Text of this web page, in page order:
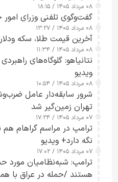
۰۸ مرداد ۱۴۰۵ / ۱۸:۱۵
گفت‌وگوی تلفنی وزرای
۰۸ مرداد ۱۴۰۵ / ۱۳:۲۷
آخرین قیمت طلا، سکه ودلار8 مرداد1405
۰۸ مرداد ۱۴۰۵ / ۱۱:۳۴
نتانیاهو: گلوگاه‌های
ویدیو
۰۸ مرداد ۱۴۰۵ / ۱۰:۵۴
شرور سابقه‌دار عامل
تهران زمین‌گیر شد
۰۷ مرداد ۱۴۰۵ / ۱۷:۲۴
ترامپ در مراسم گراهام
نگه دارد+ ویدیو
۰۷ مرداد ۱۴۰۵ / ۱۷:۰۲
ترامپ: شبه‌نظامیان مورد
هستند /حمله در عراق با